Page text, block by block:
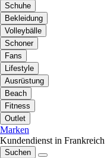
Schuhe
Bekleidung
Volleybälle
Schoner
Fans
Lifestyle
Ausrüstung
Beach
Fitness
Outlet
Marken
Kundendienst in Frankreich
Suchen